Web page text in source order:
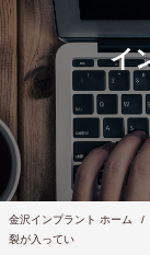
イ
金沢インプラント ホーム
裂が入ってい